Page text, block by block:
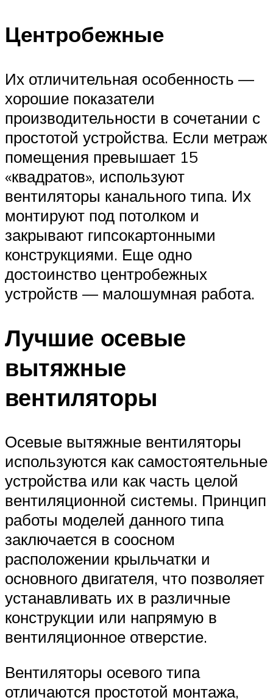
Центробежные
Их отличительная особенность —
хорошие показатели
производительности в сочетании с
простотой устройства. Если метраж
помещения превышает 15
«квадратов», используют
вентиляторы канального типа. Их
монтируют под потолком и
закрывают гипсокартонными
конструкциями. Еще одно
достоинство центробежных
устройств — малошумная работа.
Лучшие осевые
вытяжные
вентиляторы
Осевые вытяжные вентиляторы
используются как самостоятельные
устройства или как часть целой
вентиляционной системы. Принцип
работы моделей данного типа
заключается в соосном
расположении крыльчатки и
основного двигателя, что позволяет
устанавливать их в различные
конструкции или напрямую в
вентиляционное отверстие.
Вентиляторы осевого типа
отличаются простотой монтажа,